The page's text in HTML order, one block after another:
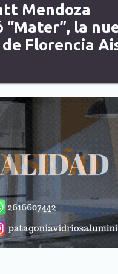
Mendoza
“Mater”, la
Florencia